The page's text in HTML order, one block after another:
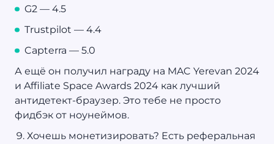
G2 — 4.5
Trustpilot — 4.4
Capterra — 5.0
А ещё он получил награду на MAC Yerevan 2024
и Affiliate Space Awards 2024 как лучший
антидетект-браузер. Это тебе не просто
фидбэк от ноунеймов.
Хочешь монетизировать? Есть реферальная